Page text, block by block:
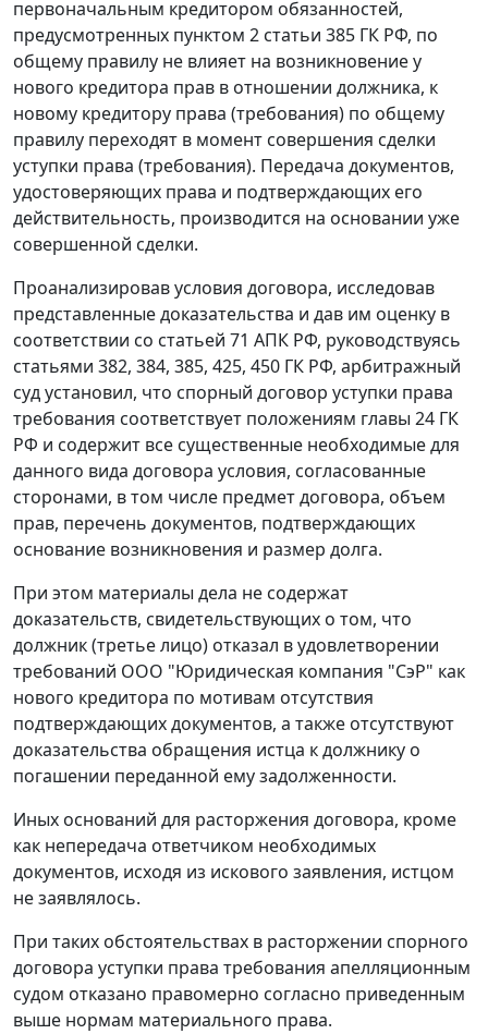
первоначальным кредитором обязанностей,
предусмотренных пунктом 2 статьи 385 ГК РФ, по
общему правилу не влияет на возникновение у
нового кредитора прав в отношении должника, к
новому кредитору права (требования) по общему
правилу переходят в момент совершения сделки
уступки права (требования). Передача документов,
удостоверяющих права и подтверждающих его
действительность, производится на основании уже
совершенной сделки.
Проанализировав условия договора, исследовав
представленные доказательства и дав им оценку в
соответствии со статьей 71 АПК РФ, руководствуясь
статьями 382, 384, 385, 425, 450 ГК РФ, арбитражный
суд установил, что спорный договор уступки права
требования соответствует положениям главы 24 ГК
РФ и содержит все существенные необходимые для
данного вида договора условия, согласованные
сторонами, в том числе предмет договора, объем
прав, перечень документов, подтверждающих
основание возникновения и размер долга.
При этом материалы дела не содержат
доказательств, свидетельствующих о том, что
должник (третье лицо) отказал в удовлетворении
требований ООО "Юридическая компания "СэР" как
нового кредитора по мотивам отсутствия
подтверждающих документов, а также отсутствуют
доказательства обращения истца к должнику о
погашении переданной ему задолженности.
Иных оснований для расторжения договора, кроме
как непередача ответчиком необходимых
документов, исходя из искового заявления, истцом
не заявлялось.
При таких обстоятельствах в расторжении спорного
договора уступки права требования апелляционным
судом отказано правомерно согласно приведенным
выше нормам материального права.